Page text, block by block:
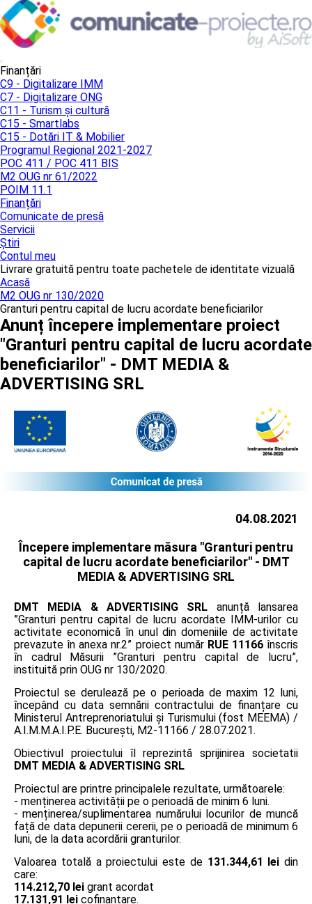
Finanțări
C9 - Digitalizare IMM
C7 - Digitalizare ONG
C11 - Turism și cultură
C15 - Smartlabs
C15 - Dotări IT & Mobilier
Programul Regional 2021-2027
POC 411 / POC 411 BIS
M2 OUG nr 61/2022
POIM 11.1
Finanțări
Comunicate de presă
Servicii
Știri
Contul meu
Livrare gratuită pentru toate pachetele de identitate vizuală
Acasă
M2 OUG nr 130/2020
Granturi pentru capital de lucru acordate beneficiarilor
Anunț începere implementare proiect
"Granturi pentru capital de lucru acordate
beneficiarilor" - DMT MEDIA &
ADVERTISING SRL
04.08.2021
Începere implementare măsura "Granturi pentru
capital de lucru acordate beneficiarilor" - DMT
MEDIA & ADVERTISING SRL
DMT MEDIA & ADVERTISING SRL anunță lansarea
”Granturi pentru capital de lucru acordate IMM-urilor cu
activitate economică în unul din domeniile de activitate
prevazute în anexa nr.2” proiect număr RUE 11166înscris
în cadrul Măsurii ”Granturi pentru capital de lucru”,
instituită prin OUG nr 130/2020.
Proiectul se derulează pe o perioada de maxim 12 luni,
începând cu data semnării contractului de finanțare cu
Ministerul Antreprenoriatului și Turismului (fost MEEMA) /
A.I.M.M.A.I.P.E. București, M2-11166 / 28.07.2021.
Obiectivul proiectului îl reprezintă sprijinirea societatii
DMT MEDIA & ADVERTISING SRL
Proiectul are printre principalele rezultate, următoarele:
- menținerea activității pe o perioadă de minim 6 luni.
- menținerea/suplimentarea numărului locurilor de muncă
față de data depunerii cererii, pe o perioadă de minimum 6
luni, de la data acordării granturilor.
Valoarea totală a proiectului este de 131.344,61 lei din
care:
114.212,70 lei grant acordat
17.131,91 lei cofinanțare.